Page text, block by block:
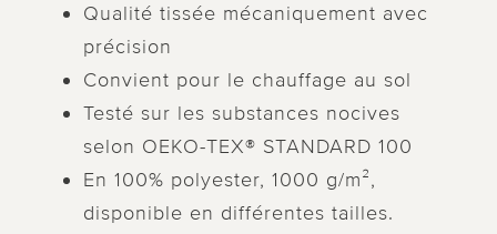
Qualité tissée mécaniquement avec
précision
Convient pour le chauffage au sol
Testé sur les substances nocives
selon OEKO-TEX® STANDARD 100
En 100% polyester, 1000 g/m²,
disponible en différentes tailles.